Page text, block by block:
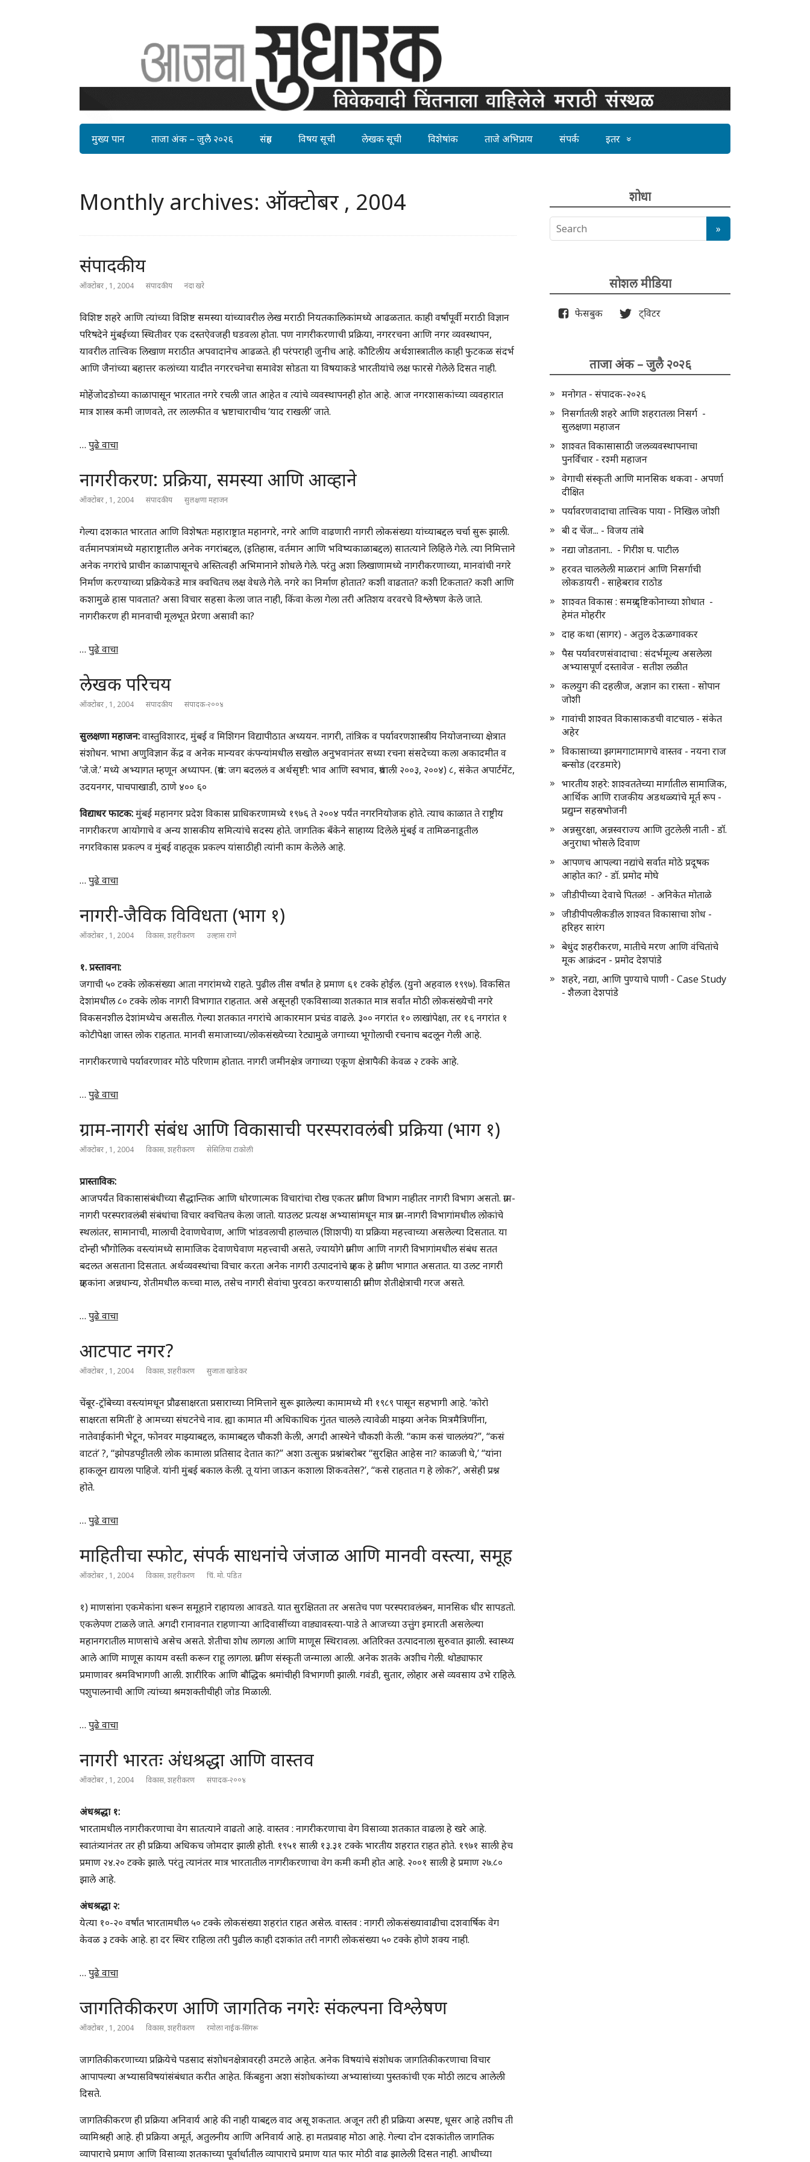
मुख्य पान ताजा अंक – जुलै २०२६ संग्रह विषय सूची लेखक सूची विशेषांक ताजे अभिप्राय संपर्क इतर
Monthly archives: ऑक्टोबर , 2004
संपादकीय
ऑक्टोबर , 1, 2004 संपादकीय नंदा खरे
विशिष्ट शहरे आणि त्यांच्या विशिष्ट समस्या यांच्यावरील लेख मराठी नियतकालिकांमध्ये आढळतात. काही वर्षांपूर्वी मराठी विज्ञान
परिषदेने मुंबईच्या स्थितीवर एक दस्तऐवजही घडवला होता. पण नागरीकरणाची प्रक्रिया, नगररचना आणि नगर व्यवस्थापन,
यावरील तात्त्विक लिखाण मराठीत अपवादानेच आढळते. ही परंपराही जुनीच आहे. कौटिलीय अर्थशास्त्रातील काही फुटकळ संदर्भ
आणि जैनांच्या बहात्तर कलांच्या यादीत नगररचनेचा समावेश सोडता या विषयाकडे भारतीयांचे लक्ष फारसे गेलेले दिसत नाही.
मोहेंजोदडोच्या काळापासून भारतात नगरे रचली जात आहेत व त्यांचे व्यवस्थापनही होत आहे. आज नगरशासकांच्या व्यवहारात
मात्र शास्त्र कमी जाणवते, तर लालफीत व भ्रष्टाचाराचीच ‘याद राखली’ जाते.
… पुढे वाचा
नागरीकरण: प्रक्रिया, समस्या आणि आव्हाने
ऑक्टोबर , 1, 2004 संपादकीय सुलक्षणा महाजन
गेल्या दशकात भारतात आणि विशेषतः महाराष्ट्रात महानगरे, नगरे आणि वाढणारी नागरी लोकसंख्या यांच्याबद्दल चर्चा सुरू झाली.
वर्तमानपत्रांमध्ये महाराष्ट्रातील अनेक नगरांबद्दल, (इतिहास, वर्तमान आणि भविष्यकाळाबद्दल) सातत्याने लिहिले गेले. त्या निमित्ताने
अनेक नगरांचे प्राचीन काळापासूनचे अस्तित्वही अभिमानाने शोधले गेले. परंतु अशा लिखाणामध्ये नागरीकरणाच्या, मानवांची नगरे
निर्माण करण्याच्या प्रक्रियेकडे मात्र क्वचितच लक्ष वेधले गेले. नगरे का निर्माण होतात? कशी वाढतात? कशी टिकतात? कशी आणि
कशामुळे हास पावतात? असा विचार सहसा केला जात नाही, किंवा केला गेला तरी अतिशय वरवरचे विश्लेषण केले जाते.
नागरीकरण ही मानवाची मूलभूत प्रेरणा असावी का?
… पुढे वाचा
लेखक परिचय
ऑक्टोबर , 1, 2004 संपादकीय संपादक-२००४
सुलक्षणा महाजन:वास्तुविशारद, मुंबई व मिशिगन विद्यापीठात अध्ययन. नागरी, तांत्रिक व पर्यावरणशास्त्रीय नियोजनाच्या क्षेत्रात
संशोधन. भाभा अणुविज्ञान केंद्र व अनेक मान्यवर कंपन्यांमधील सखोल अनुभवानंतर सध्या रचना संसदेच्या कला अकादमीत व
‘जे.जे.’ मध्ये अभ्यागत म्हणून अध्यापन. (ग्रंथ: जग बदललं व अर्थसृष्टी: भाव आणि स्वभाव, ग्रंथाली २००३, २००४) ८, संकेत अपार्टमेंट,
उदयनगर, पाचपाखाडी, ठाणे ४०० ६०
विद्याधर फाटक:मुंबई महानगर प्रदेश विकास प्राधिकरणामध्ये १९७६ ते २००४ पर्यंत नगरनियोजक होते. त्याच काळात ते राष्ट्रीय
नागरीकरण आयोगाचे व अन्य शासकीय समित्यांचे सदस्य होते. जागतिक बँकेने साहाय्य दिलेले मुंबई व तामिळनाडूतील
नगरविकास प्रकल्प व मुंबई वाहतूक प्रकल्प यांसाठीही त्यांनी काम केलेले आहे.
… पुढे वाचा
नागरी-जैविक विविधता (भाग १)
ऑक्टोबर , 1, 2004 विकास, शहरीकरण उल्हास राणे
१. प्रस्तावना:
जगाची ५० टक्के लोकसंख्या आता नगरांमध्ये राहते. पुढील तीस वर्षांत हे प्रमाण ६१ टक्के होईल. (युनो अहवाल १९९७). विकसित
देशांमधील ८० टक्के लोक नागरी विभागात राहतात. असे असूनही एकविसाव्या शतकात मात्र सर्वांत मोठी लोकसंख्येची नगरे
विकसनशील देशांमध्येच असतील. गेल्या शतकात नगरांचे आकारमान प्रचंड वाढले. ३०० नगरांत १० लाखांपेक्षा, तर १६ नगरांत १
कोटीपेक्षा जास्त लोक राहतात. मानवी समाजाच्या/लोकसंख्येच्या रेट्यामुळे जगाच्या भूगोलाची रचनाच बदलून गेली आहे.
नागरीकरणाचे पर्यावरणावर मोठे परिणाम होतात. नागरी जमीनक्षेत्र जगाच्या एकूण क्षेत्रापैकी केवळ २ टक्के आहे.
… पुढे वाचा
ग्राम-नागरी संबंध आणि विकासाची परस्परावलंबी प्रक्रिया (भाग १)
ऑक्टोबर , 1, 2004 विकास, शहरीकरण सेसिलिया टाकोली
प्रास्ताविक:
आजपर्यंत विकासासंबंधीच्या सैद्धान्तिक आणि धोरणात्मक विचारांचा रोख एकतर ग्रामीण विभाग नाहीतर नागरी विभाग असतो. ग्राम-
नागरी परस्परावलंबी संबंधांचा विचार क्वचितच केला जातो. याउलट प्रत्यक्ष अभ्यासांमधून मात्र ग्राम-नागरी विभागांमधील लोकांचे
स्थलांतर, सामानाची, मालाची देवाणघेवाण, आणि भांडवलाची हालचाल (शिाशपी) या प्रक्रिया महत्त्वाच्या असलेल्या दिसतात. या
दोन्ही भौगोलिक वस्त्यांमध्ये सामाजिक देवाणघेवाण महत्त्वाची असते, ज्यायोगे ग्रामीण आणि नागरी विभागांमधील संबंध सतत
बदलत असताना दिसतात. अर्थव्यवस्थांचा विचार करता अनेक नागरी उत्पादनांचे ग्राहक हे ग्रामीण भागात असतात. या उलट नागरी
ग्राहकांना अन्नधान्य, शेतीमधील कच्चा माल, तसेच नागरी सेवांचा पुरवठा करण्यासाठी ग्रामीण शेतीक्षेत्राची गरज असते.
… पुढे वाचा
आटपाट नगर?
ऑक्टोबर , 1, 2004 विकास, शहरीकरण सुजाता खांडेकर
चेंबूर-ट्रॉबेच्या वस्त्यांमधून प्रौढसाक्षरता प्रसाराच्या निमित्ताने सुरू झालेल्या कामामध्ये मी १९८९ पासून सहभागी आहे. ‘कोरो
साक्षरता समिती’ हे आमच्या संघटनेचे नाव. ह्या कामात मी अधिकाधिक गुंतत चालले त्यावेळी माझ्या अनेक मित्रमैत्रिणींना,
नातेवाईकांनी भेटून, फोनवर माझ्याबद्दल, कामाबद्दल चौकशी केली, अगदी आस्थेने चौकशी केली. “काम कसं चाललंय?”, “कसं
वाटतं’ ?, “झोपडपट्टीतली लोक कामाला प्रतिसाद देतात का?” अशा उत्सुक प्रश्नांबरोबर “सुरक्षित आहेस ना? काळजी घे,’ “यांना
हाकलून द्यायला पाहिजे. यांनी मुंबई बकाल केली. तू यांना जाऊन कशाला शिकवतेस?’, “कसे राहतात ग हे लोक?’, असेही प्रश्न
होते.
… पुढे वाचा
माहितीचा स्फोट, संपर्क साधनांचे जंजाळ आणि मानवी वस्त्या, समूह
ऑक्टोबर , 1, 2004 विकास, शहरीकरण चिं. मो. पंडित
१) माणसांना एकमेकांना धरून समूहाने राहायला आवडते. यात सुरक्षितता तर असतेच पण परस्परावलंबन, मानसिक धीर सापडतो.
एकलेपण टाळले जाते. अगदी रानावनात राहणाऱ्या आदिवासींच्या वाड्यावस्त्या-पाडे ते आजच्या उत्तुंग इमारती असलेल्या
महानगरातील माणसांचे असेच असते. शेतीचा शोध लागला आणि माणूस स्थिरावला. अतिरिक्त उत्पादनाला सुरुवात झाली. स्वास्थ्य
आले आणि माणूस कायम वस्ती करून राहू लागला. ग्रामीण संस्कृती जन्माला आली. अनेक शतके अशीच गेली. थोड्याफार
प्रमाणावर श्रमविभागणी आली. शारीरिक आणि बौद्धिक श्रमांचीही विभागणी झाली. गवंडी, सुतार, लोहार असे व्यवसाय उभे राहिले.
पशुपालनाची आणि त्यांच्या श्रमशक्तीचीही जोड मिळाली.
… पुढे वाचा
नागरी भारतः अंधश्रद्धा आणि वास्तव
ऑक्टोबर , 1, 2004 विकास, शहरीकरण संपादक-२००४
अंधश्रद्धा १:
भारतामधील नागरीकरणाचा वेग सातत्याने वाढतो आहे. वास्तव : नागरीकरणाचा वेग विसाव्या शतकात वाढला हे खरे आहे.
स्वातंत्र्यानंतर तर ही प्रक्रिया अधिकच जोमदार झाली होती. १९५१ साली १३.३१ टक्के भारतीय शहरात राहत होते. १९७१ साली हेच
प्रमाण २४.२० टक्के झाले. परंतु त्यानंतर मात्र भारतातील नागरीकरणाचा वेग कमी कमी होत आहे. २००१ साली हे प्रमाण २७.८०
झाले आहे.
अंधश्रद्धा २:
येत्या १०-२० वर्षांत भारतामधील ५० टक्के लोकसंख्या शहरांत राहत असेल. वास्तव : नागरी लोकसंख्यावाढीचा दशवार्षिक वेग
केवळ ३ टक्के आहे. हा दर स्थिर राहिला तरी पुढील काही दशकांत तरी नागरी लोकसंख्या ५० टक्के होणे शक्य नाही.
… पुढे वाचा
जागतिकीकरण आणि जागतिक नगरेः संकल्पना विश्लेषण
ऑक्टोबर , 1, 2004 विकास, शहरीकरण रमोला नाईक-सिंगरू
जागतिकीकरणाच्या प्रक्रियेचे पडसाद संशोधनक्षेत्रावरही उमटले आहेत. अनेक विषयांचे संशोधक जागतिकीकरणाचा विचार
आपापल्या अभ्यासविषयांसंबंधात करीत आहेत. किंबहुना अशा संशोधकांच्या अभ्यासांच्या पुस्तकांची एक मोठी लाटच आलेली
दिसते.
जागतिकीकरण ही प्रक्रिया अनिवार्य आहे की नाही याबद्दल वाद असू शकतात. अजून तरी ही प्रक्रिया अस्पष्ट, धूसर आहे तशीच ती
व्यामिश्रही आहे. ही प्रक्रिया अमूर्त, अतुलनीय आणि अनिवार्य आहे. हा मतप्रवाह मोठा आहे. गेल्या दोन दशकांतील जागतिक
व्यापाराचे प्रमाण आणि विसाव्या शतकाच्या पूर्वार्धातील व्यापाराचे प्रमाण यात फार मोठी वाढ झालेली दिसत नाही. आधीच्या
शोधा
सोशल मीडिया
फेसबुक ट्विटर
ताजा अंक – जुलै २०२६
मनोगत - संपादक-२०२६
निसर्गातली शहरे आणि शहरातला निसर्ग -
सुलक्षणा महाजन
शाश्वत विकासासाठी जलव्यवस्थापनाचा
पुनर्विचार - रश्मी महाजन
वेगाची संस्कृती आणि मानसिक थकवा - अपर्णा
दीक्षित
पर्यावरणवादाचा तात्त्विक पाया - निखिल जोशी
बी द चेंज... - विजय तांबे
नद्या जोडताना.. - गिरीश घ. पाटील
हरवत चाललेली माळरानं आणि निसर्गाची
लोकडायरी - साहेबराव राठोड
शाश्वत विकास : समग्र दृष्टिकोनाच्या शोधात -
हेमंत मोहरीर
दाह कथा (सागर) - अतुल देऊळगावकर
पैस पर्यावरणसंवादाचा : संदर्भमूल्य असलेला
अभ्यासपूर्ण दस्तावेज - सतीश लळीत
कलयुग की दहलीज, अज्ञान का रास्ता - सोपान
जोशी
गावांची शाश्वत विकासाकडची वाटचाल - संकेत
अहेर
विकासाच्या झगमगाटामागचे वास्तव - नयना राज
बन्सोड (दरडमारे)
भारतीय शहरे: शाश्वततेच्या मार्गातील सामाजिक,
आर्थिक आणि राजकीय अडथळ्यांचे मूर्त रूप -
प्रद्युम्न सहस्रभोजनी
अन्नसुरक्षा, अन्नस्वराज्य आणि तुटलेली नाती - डॉ.
अनुराधा भोसले दिवाण
आपणच आपल्या नद्यांचे सर्वात मोठे प्रदूषक
आहोत का? - डॉ. प्रमोद मोघे
जीडीपीच्या देवाचे पितळ! - अनिकेत मोताळे
जीडीपीपलीकडील शाश्वत विकासाचा शोध -
हरिहर सारंग
बेधुंद शहरीकरण, मातीचे मरण आणि वंचितांचे
मूक आक्रंदन - प्रमोद देशपांडे
शहरे, नद्या, आणि पुण्याचे पाणी - Case Study
- शैलजा देशपांडे